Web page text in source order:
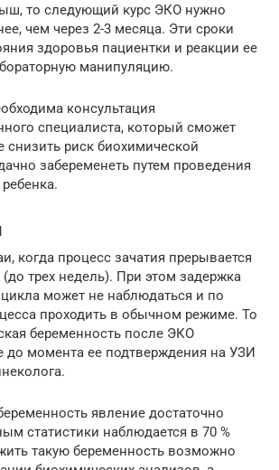
то следующий курс ЭКО нужно
чем через 2-3 месяца. Эти сроки
здоровья пациентки и реакции ее
манипуляцию.
консультация
специалиста, который сможет
риск биохимической
забеременеть путем проведения
когда процесс зачатия прерывается
трех недель). При этом задержка
может не наблюдаться и по
проходить в обычном режиме. То
беременность после ЭКО
до момента ее подтверждения на УЗИ
явление достаточно
статистики наблюдается в 70 %
такую беременность возможно